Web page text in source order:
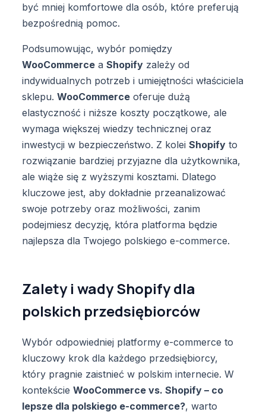
być mniej komfortowe dla osób, które preferują
bezpośrednią pomoc.
Podsumowując, wybór pomiędzy
WooCommerce aShopify zależy od
indywidualnych potrzeb i umiejętności właściciela
sklepu.WooCommerce oferuje dużą
elastyczność i niższe koszty początkowe, ale
wymaga większej wiedzy technicznej oraz
inwestycji w bezpieczeństwo. Z koleiShopify to
rozwiązanie bardziej przyjazne dla użytkownika,
ale wiąże się z wyższymi kosztami. Dlatego
kluczowe jest, aby dokładnie przeanalizować
swoje potrzeby oraz możliwości, zanim
podejmiesz decyzję, która platforma będzie
najlepsza dla Twojego polskiego e-commerce.
Zalety i wady Shopify dla
polskich przedsiębiorców
Wybór odpowiedniej platformy e-commerce to
kluczowy krok dla każdego przedsiębiorcy,
który pragnie zaistnieć w polskim internecie. W
kontekścieWooCommerce vs. Shopify – co
lepsze dla polskiego e-commerce?, warto